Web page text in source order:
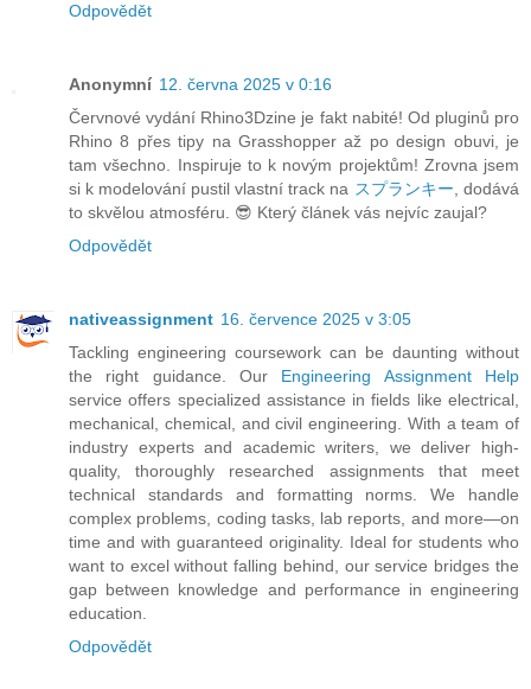
Odpovědět
Anonymní 12. června 2025 v 0:16
Červnové vydání Rhino3Dzine je fakt nabité! Od pluginů pro
Rhino 8 přes tipy na Grasshopper až po design obuvi, je
tam všechno. Inspiruje to k novým projektům! Zrovna jsem
si k modelování pustil vlastní track na スプランキー , dodává
to skvělou atmosféru. 😎 Který článek vás nejvíc zaujal?
Odpovědět
nativeassignment 16. července 2025 v 3:05
Tackling engineering coursework can be daunting without
the right guidance. Our Engineering Assignment Help
service offers specialized assistance in fields like electrical,
mechanical, chemical, and civil engineering. With a team of
industry experts and academic writers, we deliver high-
quality, thoroughly researched assignments that meet
technical standards and formatting norms. We handle
complex problems, coding tasks, lab reports, and more—on
time and with guaranteed originality. Ideal for students who
want to excel without falling behind, our service bridges the
gap between knowledge and performance in engineering
education.
Odpovědět